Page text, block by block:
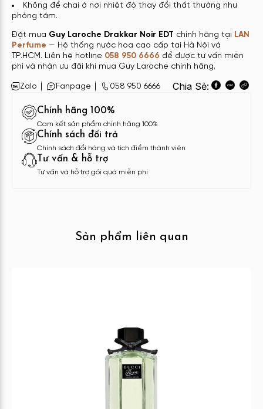
Không để chai ở nơi nhiệt độ thay đổi thất thường như
phòng tắm.
Đặt mua Guy Laroche Drakkar Noir EDT chính hãng tại LAN
Perfume — Hệ thống nước hoa cao cấp tại Hà Nội và
TP.HCM. Liên hệ hotline 058 950 6666 để được tư vấn miễn
phí và nhận ưu đãi khi mua Guy Laroche chính hãng.
Zalo Fanpage 058 950 6666 Chia Sẻ:
Chính hãng 100%
Cam kết sản phẩm chính hãng 100%
Chính sách đổi trả
Chính sách đổi hàng và tích điểm thành viên
Tư vấn & hỗ trợ
Tư vấn và hỗ trợ gói quà miễn phí
Sản phẩm liên quan